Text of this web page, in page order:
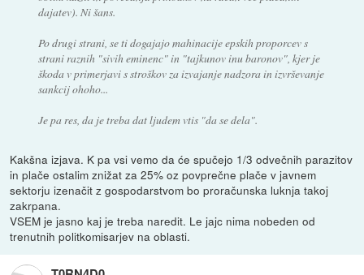
dajatev). Ni šans.
Po drugi strani, se ti dogajajo mahinacije epskih proporcev s
strani raznih "sivih eminenc" in "tajkunov inu baronov", kjer je
škoda v primerjavi s stroškov za izvajanje nadzora in izvrševanje
sankcij ohoho...
Je pa res, da je treba dat ljudem vtis "da se dela".
Kakšna izjava. K pa vsi vemo da će spučejo 1/3 odvečnih parazitov
in plače ostalim znižat za 25% oz povprečne plače v javnem
sektorju izenačit z gospodarstvom bo proračunska luknja takoj
zakrpana.
VSEM je jasno kaj je treba naredit. Le jajc nima nobeden od
trenutnih politkomisarjev na oblasti.